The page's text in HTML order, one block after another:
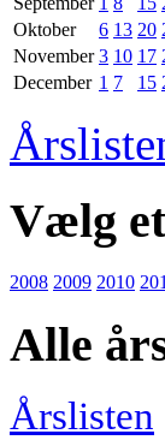
Oktober
6 13 20
November 3 10 17
December 1 7 15
Vælg
2008 2009 2010
Alle
Årslisten